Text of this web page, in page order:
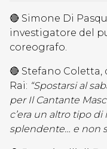
🔴 Simone Di
investigatore del
coreografo.
🔴 Stefano
Rai: “Spostarsi al
per Il Cantante
c’era un altro tipo
splendente… e non